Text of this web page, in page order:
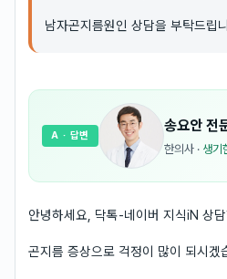
남자곤지름원인 상담을 부탁드립
송요안 전
한의사 · 생기
A · 답변
안녕하세요, 닥톡-네이버 지식iN 상
곤지름 증상으로 걱정이 많이 되시겠